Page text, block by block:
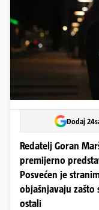
Dodaj
Redatelj Goran
premijerno
Posvećen je
objašnjavaju
ostali